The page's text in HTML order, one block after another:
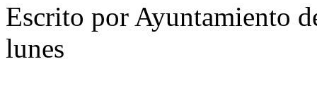
Escrito por Ayuntamiento
lunes